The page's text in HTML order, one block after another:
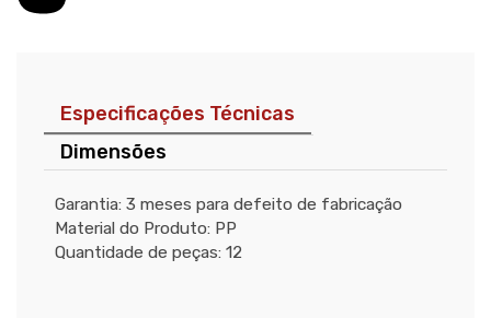
Especificações Técnicas
Dimensões
Garantia: 3 meses para defeito de fabricação
Material do Produto: PP
Quantidade de peças: 12